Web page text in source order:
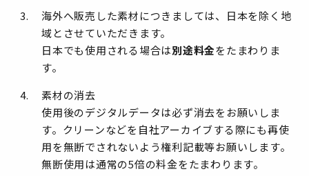
海外へ販売した素材につきましては、日本を除く地
域とさせていただきます。
日本でも使用される場合は別途料金をたまわりま
す。
素材の消去
使用後のデジタルデータは必ず消去をお願いしま
す。クリーンなどを自社アーカイブする際にも再使
用を無断でされないよう権利記載等お願いします。
無断使用は通常の5倍の料金をたまわります。